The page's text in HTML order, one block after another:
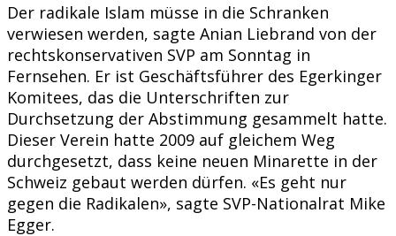
Der radikale Islam müsse in die Schranken
verwiesen werden, sagte Anian Liebrand von der
rechtskonservativen SVP am Sonntag in
Fernsehen. Er ist Geschäftsführer des Egerkinger
Komitees, das die Unterschriften zur
Durchsetzung der Abstimmung gesammelt hatte.
Dieser Verein hatte 2009 auf gleichem Weg
durchgesetzt, dass keine neuen Minarette in der
Schweiz gebaut werden dürfen. «Es geht nur
gegen die Radikalen», sagte SVP-Nationalrat Mike
Egger.